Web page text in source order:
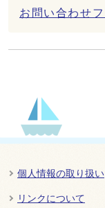
お問い合わせ
個人情報の取り扱い
リンクについて